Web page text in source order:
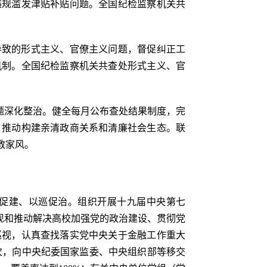
滥发津贴补贴问题。全国纪检监察机关共
的形式主义、官僚主义问题，督促纠正工
。全国纪检监察机关共查处形式主义、官
化整治。健全每月公布查处结果制度，完
动构建亲清政商关系和清廉社会生态。联
风。
建、以巡促治。组织开展十九届中央第七
推动解决高校加强党的政治建设、贯彻党
，认真查找落实党中央关于金融工作重大
向中央纪委国家监委、中央组织部等移交